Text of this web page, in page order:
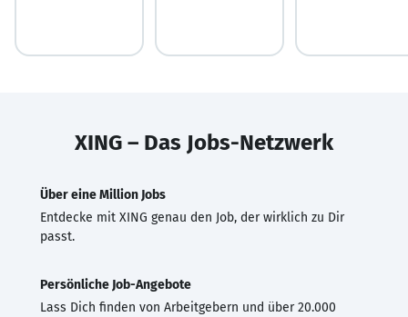
XING – Das Jobs-Netzwerk
Über eine Million Jobs
Entdecke mit XING genau den Job, der wirklich zu Dir
passt.
Persönliche Job-Angebote
Lass Dich finden von Arbeitgebern und über 20.000